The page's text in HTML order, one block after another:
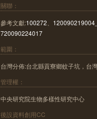
關聯：
參考文獻:100272
720090224017
範圍：
台灣分佈:台北縣貢寮鄉蚊子坑，台
管理權：
中央研究院生物多樣性研究中心
後設資料創用CC